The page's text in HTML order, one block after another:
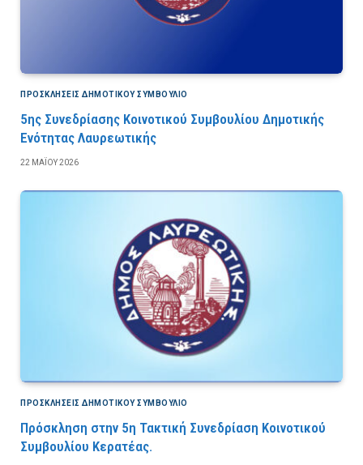
ΠΡΟΣΚΛΉΣΕΙΣ ΔΗΜΟΤΙΚΟΎ ΣΥΜΒΟΎΛΙΟ
5ης Συνεδρίασης Κοινοτικού Συμβουλίου Δημοτικής
Ενότητας Λαυρεωτικής
22 ΜΑΪ́ΟΥ 2026
ΠΡΟΣΚΛΉΣΕΙΣ ΔΗΜΟΤΙΚΟΎ ΣΥΜΒΟΎΛΙΟ
Πρόσκληση στην 5η Τακτική Συνεδρίαση Κοινοτικού
Συμβουλίου Κερατέας.